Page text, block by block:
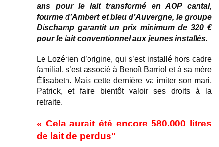
ans pour le lait transformé en AOP cantal,
fourme d’Ambert et bleu d’Auvergne, le groupe
Dischamp garantit un prix minimum de 320 €
pour le lait conventionnel aux jeunes installés.
Le Lozérien d’origine, qui s’est installé hors cadre
familial, s’est associé à Benoît Barriol et à sa mère
Élisabeth. Mais cette dernière va imiter son mari,
Patrick, et faire bientôt valoir ses droits à la
retraite.
« Cela aurait été encore 580.000 litres
de lait de perdus"